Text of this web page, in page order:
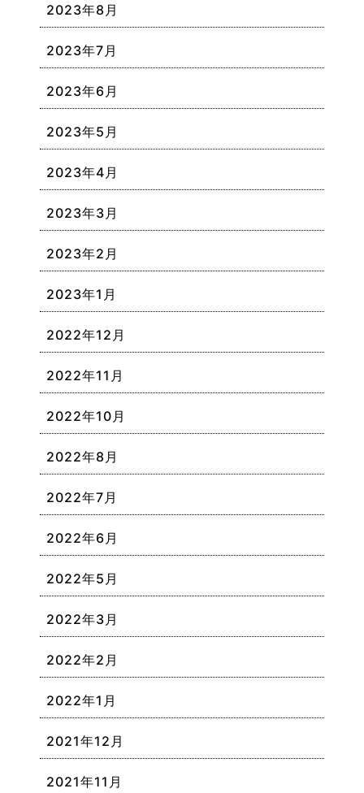
2023年8月
2023年7月
2023年6月
2023年5月
2023年4月
2023年3月
2023年2月
2023年1月
2022年12月
2022年11月
2022年10月
2022年8月
2022年7月
2022年6月
2022年5月
2022年3月
2022年2月
2022年1月
2021年12月
2021年11月